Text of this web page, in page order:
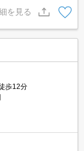
を見る
歩12分